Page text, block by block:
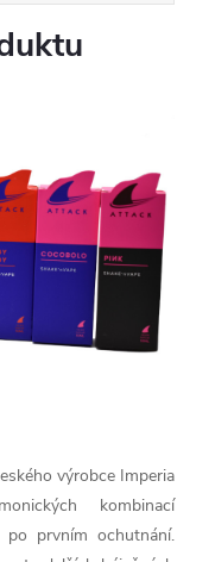
výrobce Imperia
kombinací
prvním ochutnání.